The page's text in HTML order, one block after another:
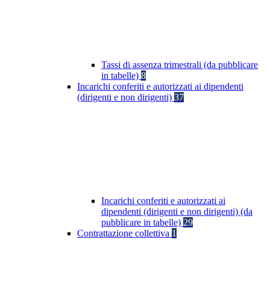
Tassi di assenza trimestrali (da pubblicare
in tabelle) 8
Incarichi conferiti e autorizzati ai dipendenti
(dirigenti e non dirigenti) 37
Incarichi conferiti e autorizzati ai
dipendenti (dirigenti e non dirigenti) (da
pubblicare in tabelle) 29
Contrattazione collettiva 1